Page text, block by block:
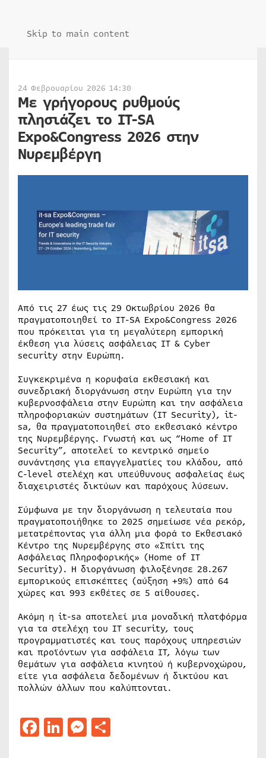
Skip to main content
24 Φεβρουαρίου 2026 14:30
Με γρήγορους ρυθμούς
πλησιάζει το IT-SA
Expo&Congress 2026 στην
Νυρεμβέργη
Από τις 27 έως τις 29 Οκτωβρίου 2026 θα
πραγματοποιηθεί το IT-SA Expo&Congress 2026
που πρόκειται για τη μεγαλύτερη εμπορική
έκθεση για λύσεις ασφάλειας ΙΤ & Cyber
security στην Ευρώπη.
Συγκεκριμένα η κορυφαία εκθεσιακή και
συνεδριακή διοργάνωση στην Ευρώπη για την
κυβερνοσφάλεια στην Ευρώπη και την ασφάλεια
πληροφοριακών συστημάτων (IT Security), it-
sa, θα πραγματοποιηθεί στο εκθεσιακό κέντρο
της Νυρεμβέργης. Γνωστή και ως “Home of IT
Security”, αποτελεί το κεντρικό σημείο
συνάντησης για επαγγελματίες του κλάδου, από
C-level στελέχη και υπεύθυνους ασφαλείας έως
διαχειριστές δικτύων και παρόχους λύσεων.
Σύμφωνα με την διοργάνωση η τελευταία που
πραγματοποιήθηκε το 2025 σημείωσε νέα ρεκόρ,
μετατρέποντας για άλλη μια φορά το Εκθεσιακό
Κέντρο της Νυρεμβέργης στο «Σπίτι της
Ασφάλειας Πληροφορικής» (Home of IT
Security). Η διοργάνωση φιλοξένησε 28.267
εμπορικούς επισκέπτες (αύξηση +9%) από 64
χώρες και 993 εκθέτες σε 5 αίθουσες.
Ακόμη η it-sa αποτελεί μια μοναδική πλατφόρμα
για τα στελέχη του ΙΤ security, τους
προγραμματιστές και τους παρόχους υπηρεσιών
και προϊόντων για ασφάλεια ΙΤ, λόγω των
θεμάτων για ασφάλεια κινητού ή κυβερνοχώρου,
είτε για ασφάλεια δεδομένων ή δικτύου και
πολλών άλλων που καλύπτονται.
Facebook
LinkedIn
Messenger